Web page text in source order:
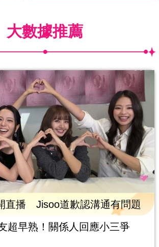
大數據推薦
直播 Jisoo道歉認溝通有問題
超早熟！關係人回應小三爭